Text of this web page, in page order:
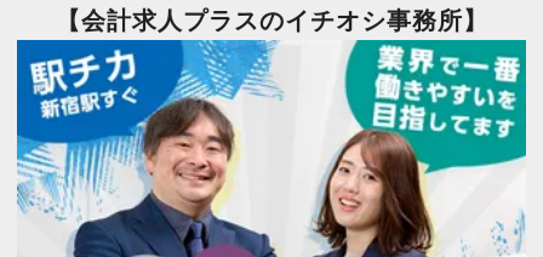
マイリスト
お問い合わせ
今すぐ会員登録
パート・アルバイト(1)
【会計求人プラスのイチオシ事務所】